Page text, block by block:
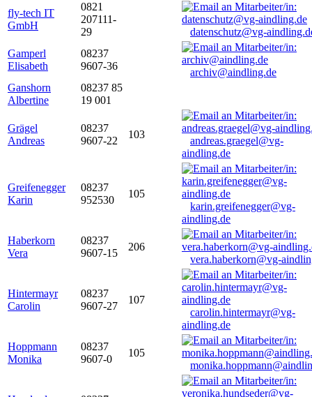
fly-tech IT
GmbH
0821
207111-
29
datenschutz@vg-
Gamperl
Elisabeth
08237
9607-36
archiv@aindling.de
Ganshorn
Albertine
08237 85
19 001
Grägel
Andreas
08237
9607-22
103
andreas.graegel@vg-
aindling.de
Greifenegger
Karin
08237
952530
105
karin.greifenegger@vg-
aindling.de
Haberkorn
Vera
08237
9607-15
206
vera.haberkorn@vg-
Hintermayr
Carolin
08237
9607-27
107
carolin.hintermayr@vg-
aindling.de
Hoppmann
Monika
08237
9607-0
105